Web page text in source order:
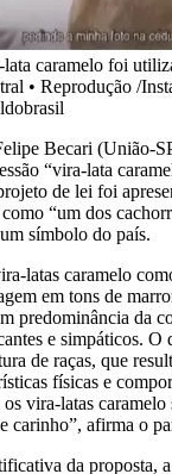
caramelo foi
• Reprodução /
Becari (União-
“vira-lata
de lei foi
“um dos
símbolo do país.
latas caramelo
em tons de
predominância da
e simpáticos. O
de raças, que
físicas e
vira-latas
carinho”, afirma o
da proposta,